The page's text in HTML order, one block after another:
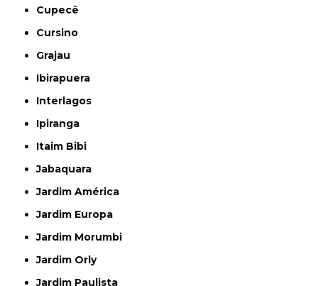
Cupecê
Cursino
Grajau
Ibirapuera
Interlagos
Ipiranga
Itaim Bibi
Jabaquara
Jardim América
Jardim Europa
Jardim Morumbi
Jardim Orly
Jardim Paulista